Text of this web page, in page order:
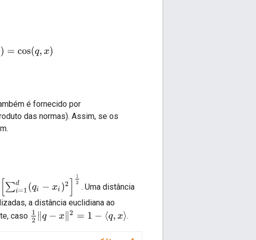
cos q,x)
é fornecido por
das normas). Assim, se os
xi)2 ]1
. Uma distância
a distância euclidiana ao
caso 12 ‖q −x ‖2 =1 −⟨q ,x ⟩ .